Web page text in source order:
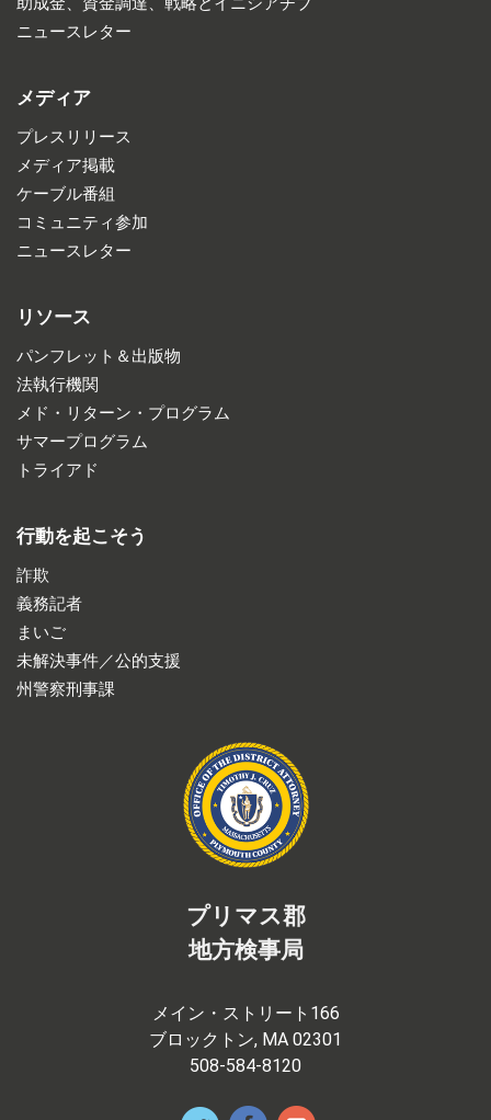
ニュースレター
メディア
プレスリリース
メディア掲載
ケーブル番組
コミュニティ参加
ニュースレター
リソース
パンフレット＆出版物
法執行機関
メド・リターン・プログラム
サマープログラム
トライアド
行動を起こそう
詐欺
義務記者
まいご
未解決事件／公的支援
州警察刑事課
プリマス郡
地方検事局
メイン・ストリート166
ブロックトン, MA 02301
508-584-8120